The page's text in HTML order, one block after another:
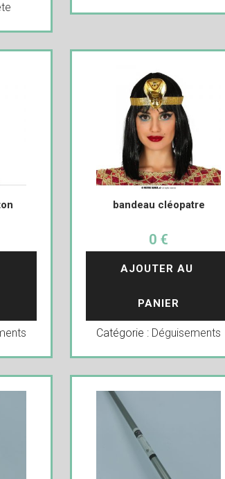
bandeau cléopatre
0 €
AJOUTER AU
PANIER
Catégorie : Déguisements